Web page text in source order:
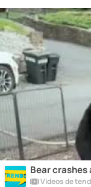
Bear crashes
Vídeos de